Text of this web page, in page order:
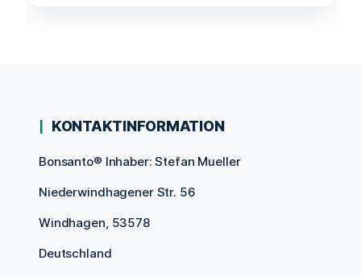
KONTAKTINFORMATION
Bonsanto® Inhaber: Stefan Mueller
Niederwindhagener Str. 56
Windhagen, 53578
Deutschland